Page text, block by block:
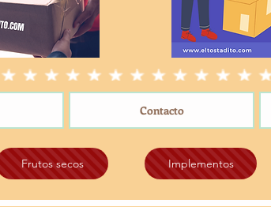
Contacto
Frutos secos Implementos